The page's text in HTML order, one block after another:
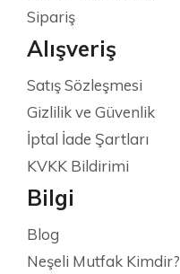
Sipariş
Alışveriş
Satış Sözleşmesi
Gizlilik ve Güvenlik
İptal İade Şartları
KVKK Bildirimi
Bilgi
Blog
Neşeli Mutfak Kimdir?